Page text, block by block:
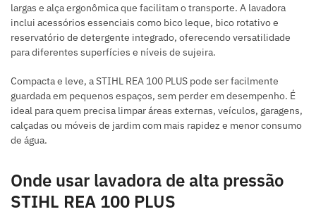
largas e alça ergonômica que facilitam o transporte. A lavadora
inclui acessórios essenciais como bico leque, bico rotativo e
reservatório de detergente integrado, oferecendo versatilidade
para diferentes superfícies e níveis de sujeira.
Compacta e leve, a STIHL REA 100 PLUS pode ser facilmente
guardada em pequenos espaços, sem perder em desempenho. É
ideal para quem precisa limpar áreas externas, veículos, garagens,
calçadas ou móveis de jardim com mais rapidez e menor consumo
de água.
Onde usar lavadora de alta pressão
STIHL REA 100 PLUS